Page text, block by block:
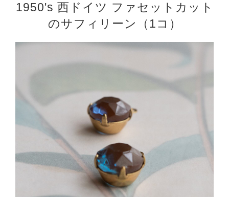
1950's 西ドイツ ファセットカット
のサフィリーン（1コ）